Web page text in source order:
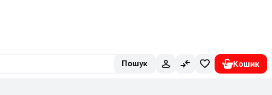
Пошук